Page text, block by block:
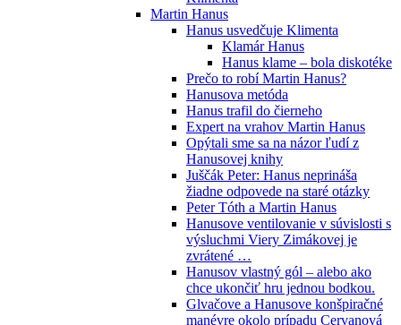
Martin Hanus
Hanus usvedčuje Klimenta
Klamár Hanus
Hanus klame – bola diskotéke
Prečo to robí Martin Hanus?
Hanusova metóda
Hanus trafil do čierneho
Expert na vrahov Martin Hanus
Opýtali sme sa na názor ľudí z
Hanusovej knihy
Juščák Peter: Hanus neprináša
žiadne odpovede na staré otázky
Peter Tóth a Martin Hanus
Hanusove ventilovanie v súvislosti s
výsluchmi Viery Zimákovej je
zvrátené …
Hanusov vlastný gól – alebo ako
chce ukončiť hru jednou bodkou.
Glvačove a Hanusove konšpiračné
manévre okolo prípadu Cervanová